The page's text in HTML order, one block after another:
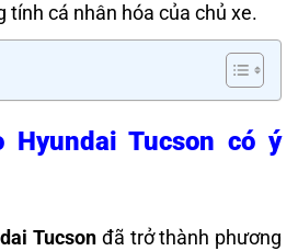
tính cá nhân hóa của chủ xe.
Hyundai Tucson có ý
Tucson đã trở thành phương